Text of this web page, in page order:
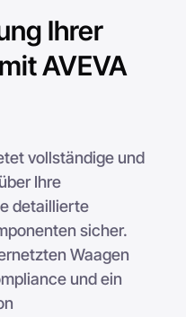
Ihrer
AVEVA
vollständige und
Ihre
detaillierte
sicher.
Waagen
und ein